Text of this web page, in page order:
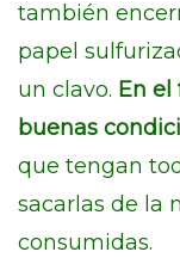
también
papel
un clavo. En el
buenas
que tengan
sacarlas de la
consumidas.